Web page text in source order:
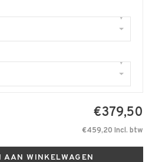
▾
▾
€379,50
€459,20 Incl. btw
AAN WINKELWAGEN